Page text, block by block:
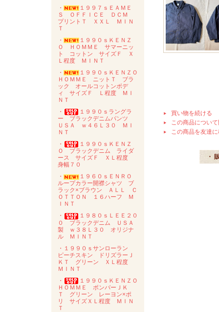
・
１９９７ｓＥＡＭＥ
Ｓ ＯＦＦＩＣＥ ＤＣＭ
プリントＴ ＸＸＬ ＭＩＮ
Ｔ
・
１９９０ｓＫＥＮＺ
Ｏ ＨＯＭＭＥ サマーニッ
ト コットン サイズＦ Ｘ
Ｌ程度 ＭＩＮＴ
・
１９９０ｓＫＥＮＺＯ
ＨＯＭＭＥ ニットＴ ブラ
ック オールコットンボデ
ィ サイズＦ Ｌ程度 ＭＩ
ＮＴ
・
１９９０ｓラングラ
ー ブラックデニムパンツ
ＵＳＡ ｗ４６Ｌ３０ ＭＩ
ＮＴ
・
１９９０ｓＫＥＮＺ
Ｏ ブラックデニム ライダ
ース サイズＦ ＸＬ程度
身幅７０
・
１９６０ｓＥＮＲＯ
ループカラー開襟シャツ ブ
ラック×ブラウン ＡＬＬ Ｃ
ＯＴＴＯＮ １６ハーフ Ｍ
ＩＮＴ
・
１９８０ｓＬＥＥ２０
０ ブラックデニム ＵＳＡ
製 ｗ３８Ｌ３０ オリジナ
ル ＭＩＮＴ
・１９９０ｓサンローラン
ピーチスキン ドリズラーＪ
ＫＴ グリーン ＸＬ程度
ＭＩＮＴ
・
１９９０ｓＫＥＮＺＯ
ＨＯＭＭＥ ボンバーＪＫ
Ｔ グリーン レーヨン×ポ
リ サイズＸＬ程度 ＭＩＮ
Ｔ
買い物を続ける
この商品につい
この商品を友達
・